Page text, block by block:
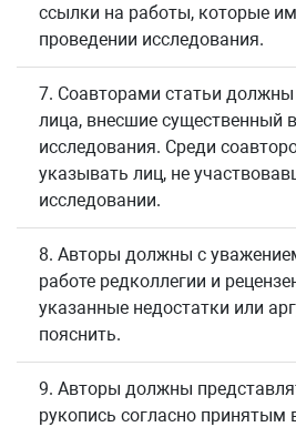
ссылки на работы, которые
проведении исследования.
7. Соавторами статьи
лица, внесшие существенный
исследования. Среди
указывать лиц, не
исследовании.
8. Авторы должны с
работе редколлегии и
указанные недостатки или
пояснить.
9. Авторы должны
рукопись согласно принятым